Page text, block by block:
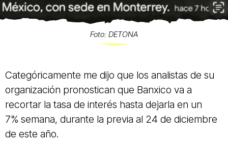
Foto: DETONA
Categóricamente me dijo que los analistas de su
organización pronostican que Banxico va a
recortar la tasa de interés hasta dejarla en un
7% semana, durante la previa al 24 de diciembre
de este año.